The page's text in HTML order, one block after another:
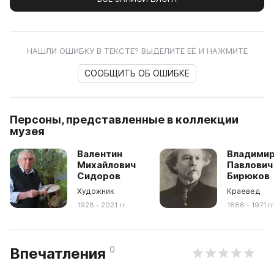
НАШЛИ ОШИБКУ В ТЕКСТЕ? ВЫДЕЛИТЕ ЕЁ И НАЖМИТЕ
СООБЩИТЬ ОБ ОШИБКЕ
Персоны, представленные в коллекции
музея
Валентин
Михайлович
Сидоров
Художник
1928 - 2021 гг
Павлович
Бирюков
Краевед
1888 - 1971 гг
Впечатления 0